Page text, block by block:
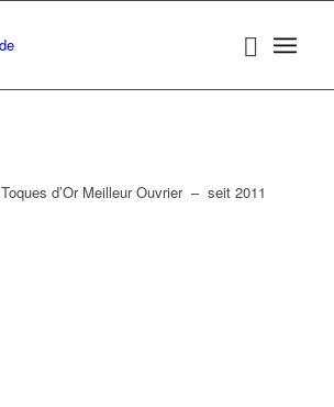
Toques d’Or Meilleur Ouvrier – seit 2011